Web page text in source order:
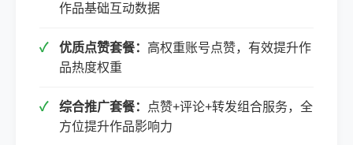
作品基础互动数据
优质点赞套餐： 高权重账号点赞，有效提升作
品热度权重
综合推广套餐：
点赞+评论+转发组合服务，全
方位提升作品影响力